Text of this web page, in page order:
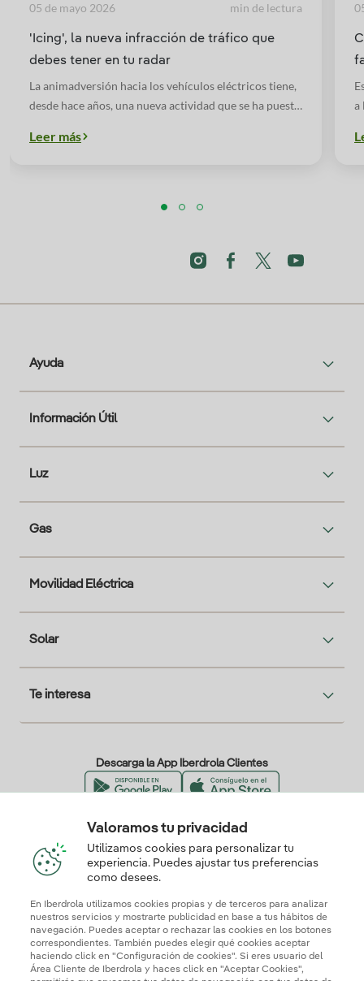
'Icing', la nueva infracción de tráfico que
debes tener en tu radar
La animadversión hacia los vehículos eléctricos tiene,
desde hace años, una nueva actividad que se ha puesto
05 de mayo 2026 min de lectura
Leer más
a
Ayuda
Información Útil
Luz
Gas
Movilidad Eléctrica
Solar
Te interesa
Descarga la App Iberdrola Clientes
Nuestros certificados de confianza
Valoramos tu privacidad
Utilizamos cookies para personalizar tu
experiencia. Puedes ajustar tus preferencias
como desees.
En Iberdrola utilizamos cookies propias y de terceros para analizar
nuestros servicios y mostrarte publicidad en base a tus hábitos de
navegación. Puedes aceptar o rechazar las cookies en los botones
correspondientes. También puedes elegir qué cookies aceptar
haciendo click en "Configuración de cookies". Si eres usuario del
Área Cliente de Iberdrola y haces click en "Aceptar Cookies",